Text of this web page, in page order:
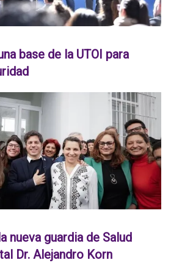
base de la UTOI para
nueva guardia de Salud
Dr. Alejandro Korn